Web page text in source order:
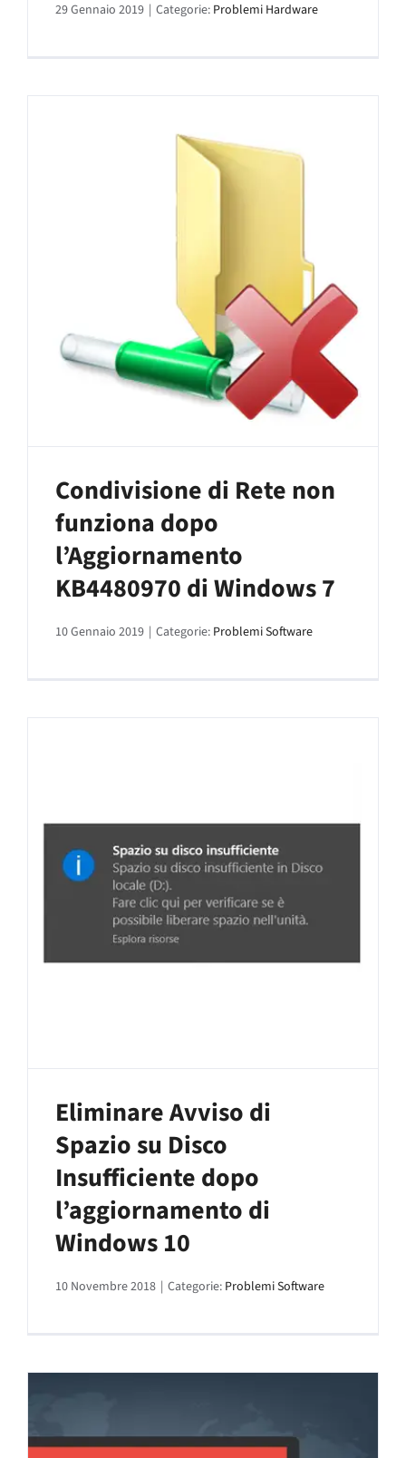
29 Gennaio 2019 | Categorie: Problemi Hardware
Condivisione di Rete non
funziona dopo
l’Aggiornamento
KB4480970 di Windows 7
10 Gennaio 2019 | Categorie: Problemi Software
Eliminare Avviso di
Spazio su Disco
Insufficiente dopo
l’aggiornamento di
Windows 10
10 Novembre 2018 | Categorie: Problemi Software